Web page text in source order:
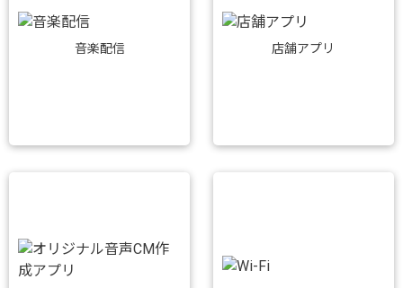
音楽配信 店舗アプリ